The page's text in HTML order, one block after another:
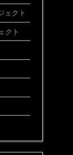
ェクト
クト